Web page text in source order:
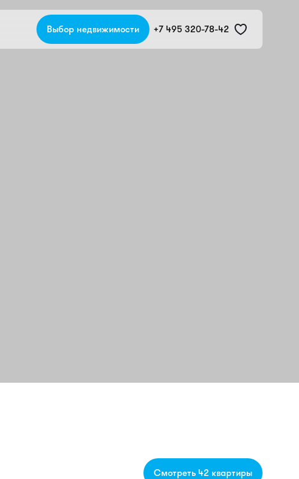
Выбор недвижимости +7 495 320-78-42
Смотреть 42 квартиры